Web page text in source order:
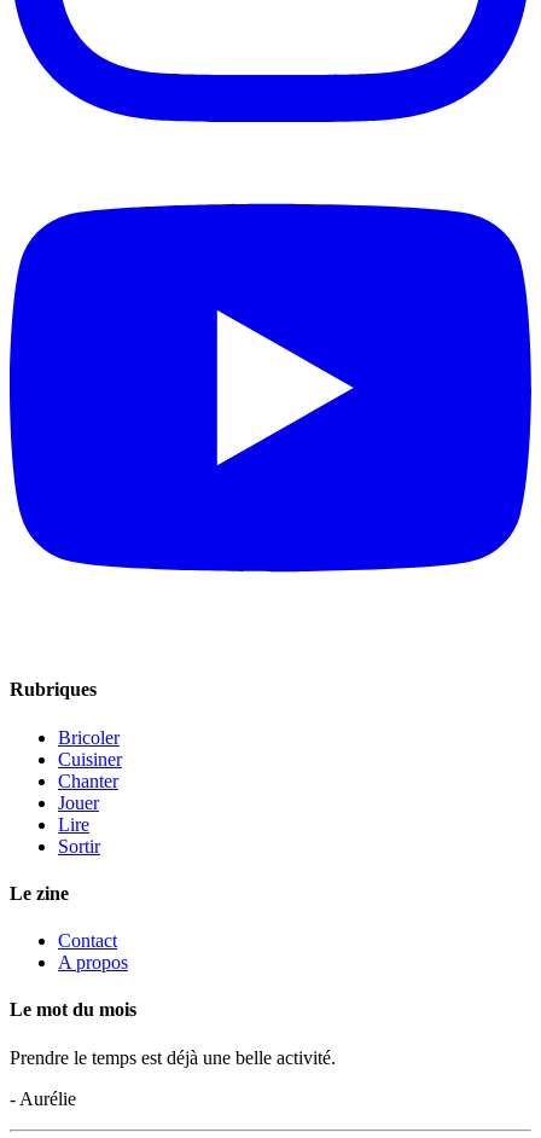
Rubriques
Bricoler
Cuisiner
Chanter
Jouer
Lire
Sortir
Le zine
Contact
A propos
Le mot du mois
Prendre le temps est déjà une belle activité.
- Aurélie